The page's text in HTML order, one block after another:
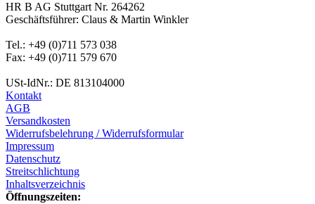
HR B AG Stuttgart Nr. 264262
Geschäftsführer: Claus & Martin Winkler
Tel.: +49 (0)711 573 038
Fax: +49 (0)711 579 670
USt-IdNr.: DE 813104000
Kontakt
AGB
Versandkosten
Widerrufsbelehrung / Widerrufsformular
Impressum
Datenschutz
Streitschlichtung
Inhaltsverzeichnis
Öffnungszeiten: